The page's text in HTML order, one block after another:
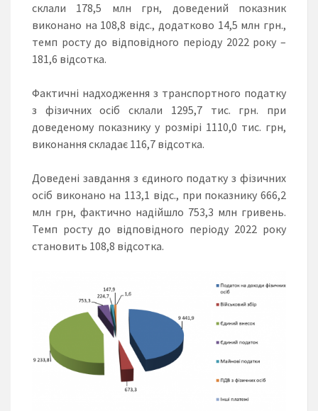
склали 178,5 млн грн, доведений показник
виконано на 108,8 відс., додатково 14,5 млн грн.,
темп росту до відповідного періоду 2022 року –
181,6 відсотка.
Фактичні надходження з транспортного податку
з фізичних осіб склали 1295,7 тис. грн. при
доведеному показнику у розмірі 1110,0 тис. грн,
виконання складає 116,7 відсотка.
Доведені завдання з єдиного податку з фізичних
осіб виконано на 113,1 відс., при показнику 666,2
млн грн, фактично надійшло 753,3 млн гривень.
Темп росту до відповідного періоду 2022 року
становить 108,8 відсотка.